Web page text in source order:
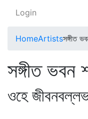
Login
HomeArtistsসঙ্গীত
সঙ্গীত ভবন
ওহে